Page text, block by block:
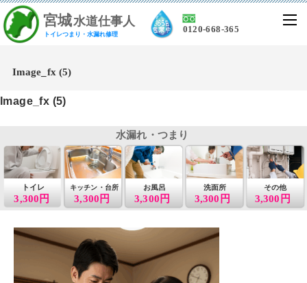
宮城水道仕事人
トイレつまり・水漏れ修理
0120-668-365
Image_fx (5)
Image_fx (5)
3,300円
トイレ
3,300円
キッチン・台所 お風呂
3,300円
洗面所
3,300円
その他
3,300円
水漏れ・つまり